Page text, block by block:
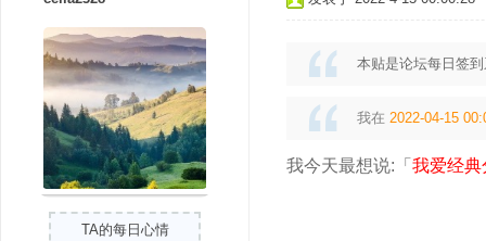
TA的每日心情
本贴是论坛每日签
我在 2022-04-15
我今天最想说:「 我爱经典